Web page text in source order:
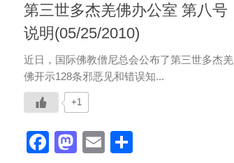
第三世多杰羌佛办公室 第八号
说明(05/25/2010)
近日，国际佛教僧尼总会公布了第三世多杰羌
佛开示128条邪恶见和错误知...
+1
Facebook
Mastodon
Email